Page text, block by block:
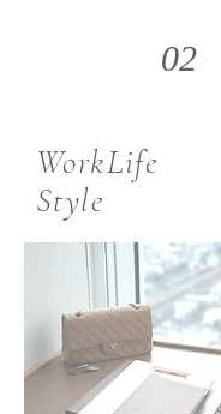
02
WorkLife
​Style